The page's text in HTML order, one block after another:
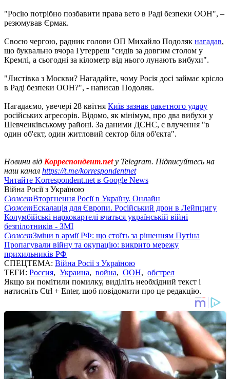
"Росію потрібно позбавити права вето в Раді безпеки ООН", –
резюмував Єрмак.
Своєю чергою, радник голови ОП Михайло Подоляк нагадав,
що буквально вчора Гутерреш "сидів за довгим столом у
Кремлі, а сьогодні за кілометр від нього лунають вибухи".
"Листівка з Москви? Нагадайте, чому Росія досі займає крісло
в Раді безпеки ООН?", - написав Подоляк.
Нагадаємо, увечері 28 квітня Київ зазнав ракетного удару
російських агресорів. Відомо, як мінімум, про два вибухи у
Шевченківському районі. За даними ДСНС, є влучення "в
один об'єкт, один житловий сектор біля об'єкта".
Новини від Корреспондент.netу Telegram. Підписуйтесь на
наш канал https://t.me/korrespondentnet
Читайте Korrespondent.net в Google News
Війна Росії з Україною
СюжетВторгнення Росії в Україну. Онлайн
СюжетЕскалація для Європи. Російський дрон в Лейпцигу
Колумбійські наркокартелі вчаться українській війні
безпілотників - ЗМІ
СюжетЗміни в армії РФ: що стоїть за рішенням Путіна
Пропагували війну та окупацію: викрито мережу
прихильників РФ
СПЕЦТЕМА: Війна Росії з Україною
ТЕГИ: Россия, Украина, война, ООН, обстрел
Якщо ви помітили помилку, виділіть необхідний текст і
натисніть Ctrl + Enter, щоб повідомити про це редакцію.